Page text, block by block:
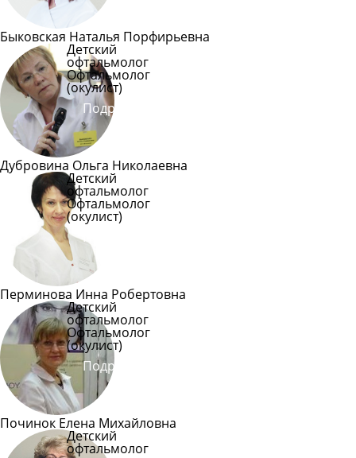
Быковская Наталья Порфирьевна
Детский
офтальмолог
Офтальмолог
(окулист)
Подробнее
Дубровина Ольга Николаевна
Детский
офтальмолог
Офтальмолог
(окулист)
Подробнее
Перминова Инна Робертовна
Детский
офтальмолог
Офтальмолог
(окулист)
Подробнее
Починок Елена Михайловна
Детский
офтальмолог